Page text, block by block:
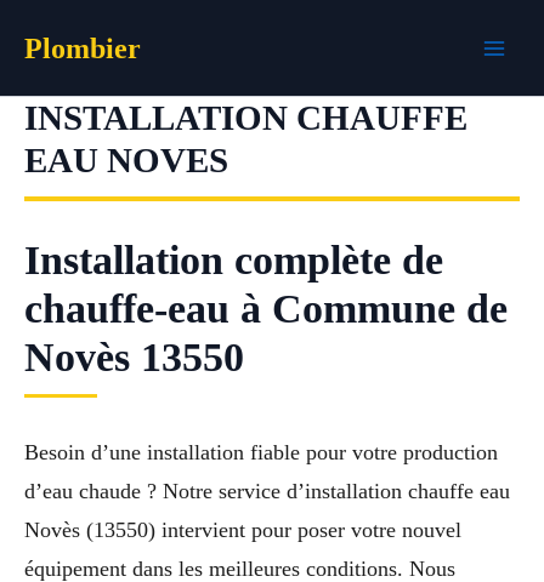
Plombier
INSTALLATION CHAUFFE
EAU NOVES
Installation complète de
chauffe-eau à Commune de
Novès 13550
Besoin d’une installation fiable pour votre production
d’eau chaude ? Notre service d’installation chauffe eau
Novès (13550) intervient pour poser votre nouvel
équipement dans les meilleures conditions. Nous